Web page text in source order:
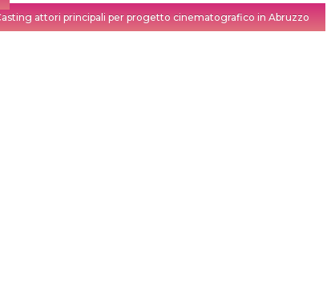
attori principali per progetto cinematografico in Abruzzo